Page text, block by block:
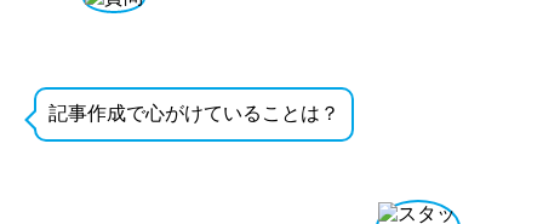
記事作成で心がけていることは？